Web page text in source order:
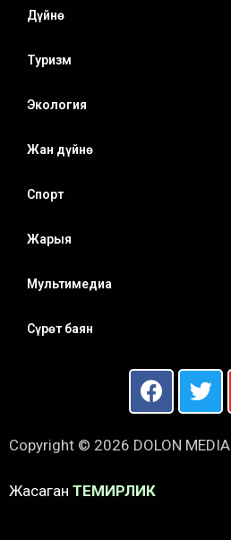
Дүйнө
Туризм
Экология
Жан дүйнө
Спорт
Жарыя
Мультимедиа
Сүрөт баян
Copyright © 2026 DOLON MEDIA
Жасаган ТЕМИРЛИК